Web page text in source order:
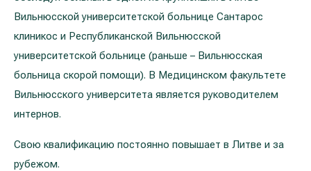
Вильнюсской университетской больнице Сантарос
клиникос и Республиканской Вильнюсской
университетской больнице (раньше – Вильнюсская
больница скорой помощи). В Медицинском факультете
Вильнюсского университета является руководителем
интернов.
Свою квалификацию постоянно повышает в Литве и за
рубежом.